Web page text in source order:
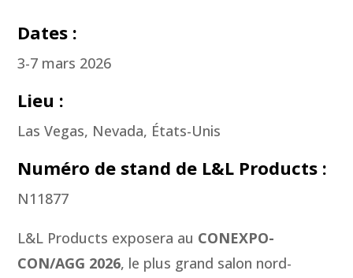
e
b
o
k
n
k
e
I
n
m
a
i
Dates :
3-7 mars 2026
Lieu :
Las Vegas, Nevada, États-Unis
Numéro de stand de L&L Products :
N11877
L&L Products exposera au CONEXPO-
CON/AGG 2026, le plus grand salon nord-